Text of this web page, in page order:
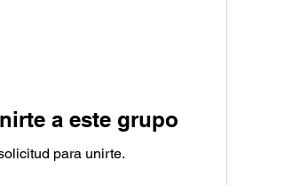
a este grupo
para unirte.